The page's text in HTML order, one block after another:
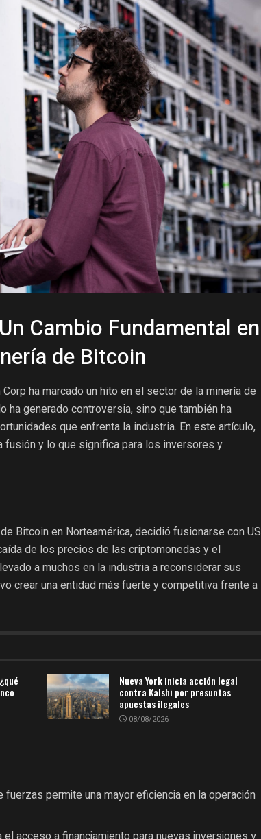
Cambio Fundamental en
de Bitcoin
ha marcado un hito en el sector de la minería de
ha generado controversia, sino que también ha
que enfrenta la industria. En este artículo,
y lo que significa para los inversores y
Bitcoin en Norteamérica, decidió fusionarse con US
de los precios de las criptomonedas y el
a muchos en la industria a reconsiderar sus
crear una entidad más fuerte y competitiva frente a
Nueva York inicia acción legal
contra Kalshi por presuntas
apuestas ilegales
08/08/2026
fuerzas permite una mayor eficiencia en la operación